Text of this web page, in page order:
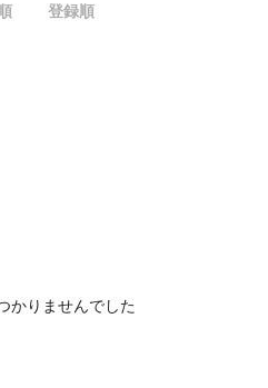
登録順
かりませんでした